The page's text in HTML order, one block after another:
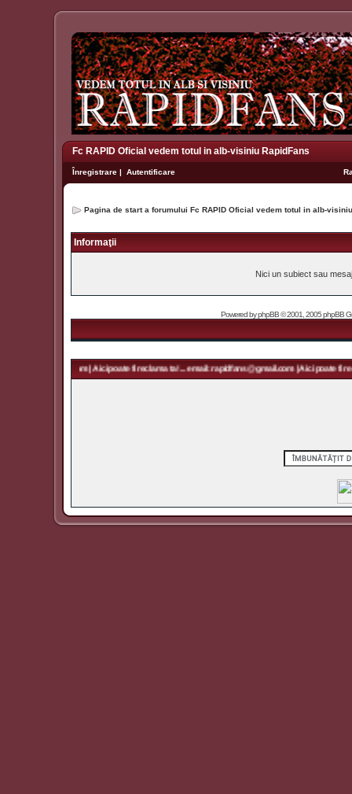
Fc RAPID Oficial vedem totul in alb-visiniu RapidFans
Înregistrare | Autentificare
Pagina de start a forumului Fc RAPID Oficial vedem totul in alb-
Informaţii
Nici un subiect sau
Powered byphpBB© 2001, 2005 phpBB
| Aici poate fi reclama ta! ... email: rapidfans@gmail.com | Aici poate fi